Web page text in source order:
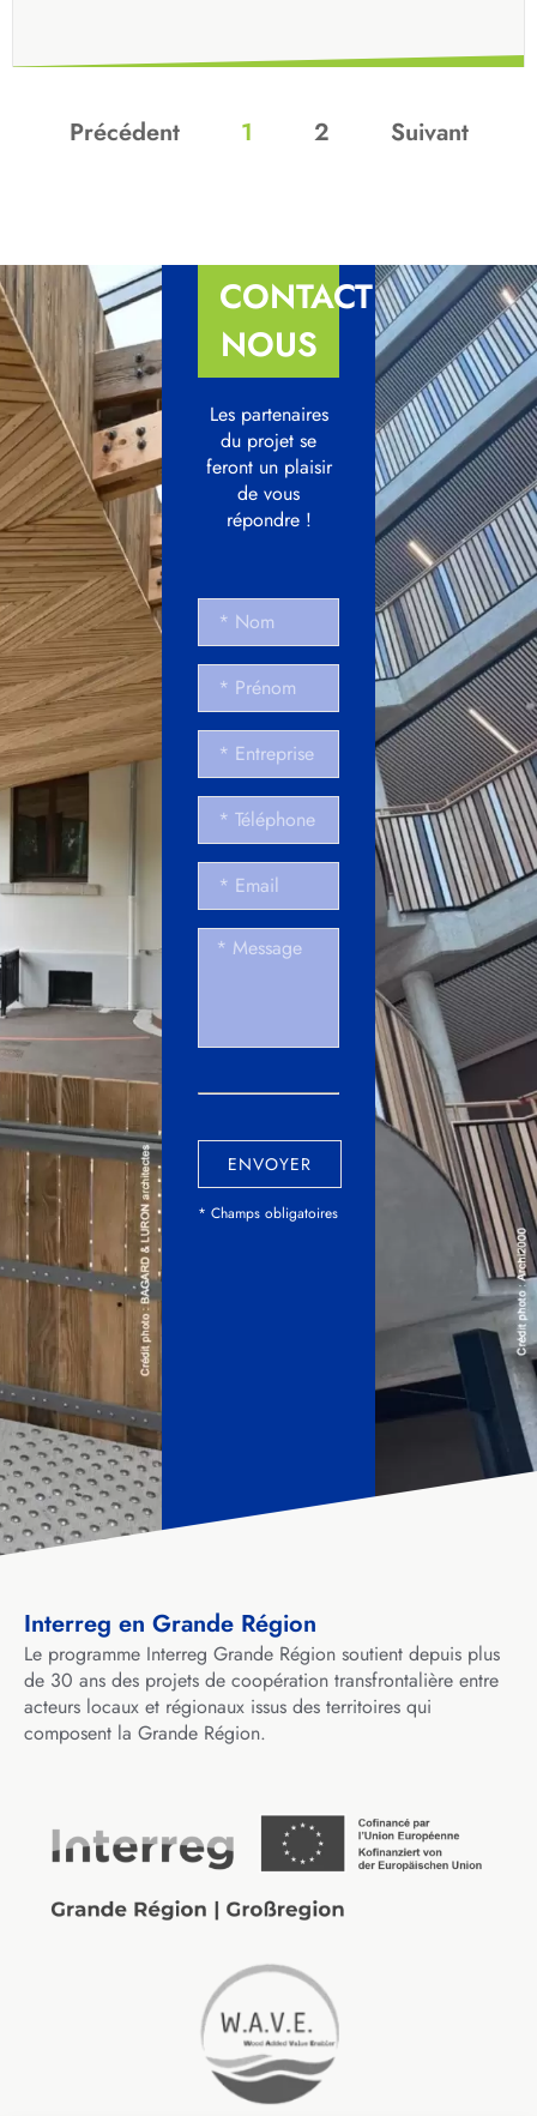
Précédent 1 2 Suivant
CONTACTEZ-
NOUS
Les partenaires
du projet se
feront un plaisir
de vous
répondre !
ENVOYER
* Champs obligatoires
Interreg en Grande Région
Le programme Interreg Grande Région soutient depuis plus
de 30 ans des projets de coopération transfrontalière entre
acteurs locaux et régionaux issus des territoires qui
composent la Grande Région.